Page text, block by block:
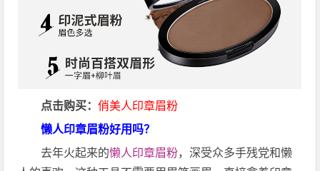
点击购买：俏美人印章眉粉
懒人印章眉粉好用吗？
去年火起来的懒人印章眉粉，深受众多手残党和懒